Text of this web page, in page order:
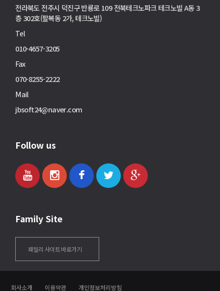
전라북도 전주시 덕진구 반룡로 109 전북테크노파크 테크노빌 A동 3
층 302호(팔복동 2가, 테크노빌)
Tel
010-4657-3205
Fax
070-8255-2222
Mail
jbsoft24@naver.com
Follow us
Family Site
패밀리 사이트 바로가기
회사소개 이용약관 개인정보처리방침